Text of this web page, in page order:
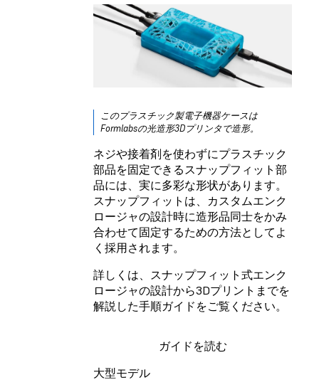
このプラスチック製電子機器ケースは
Formlabsの光造形3Dプリンタで造形。
ネジや接着剤を使わずにプラスチック
部品を固定できるスナップフィット部
品には、実に多彩な形状があります。
スナップフィットは、カスタムエンク
ロージャの設計時に造形品同士をかみ
合わせて固定するための方法としてよ
く採用されます。
詳しくは、スナップフィット式エンク
ロージャの設計から3Dプリントまでを
解説した手順ガイドをご覧ください。
ガイドを読む
大型モデル